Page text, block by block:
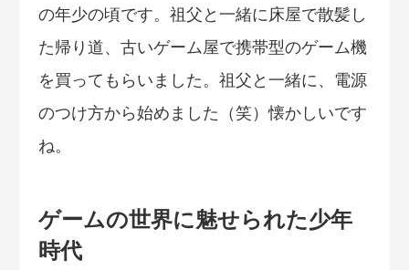
の年少の頃です。祖父と一緒に床屋で散髪し
た帰り道、古いゲーム屋で携帯型のゲーム機
を買ってもらいました。祖父と一緒に、電源
のつけ方から始めました（笑）懐かしいです
ね。
ゲームの世界に魅せられた少年
時代